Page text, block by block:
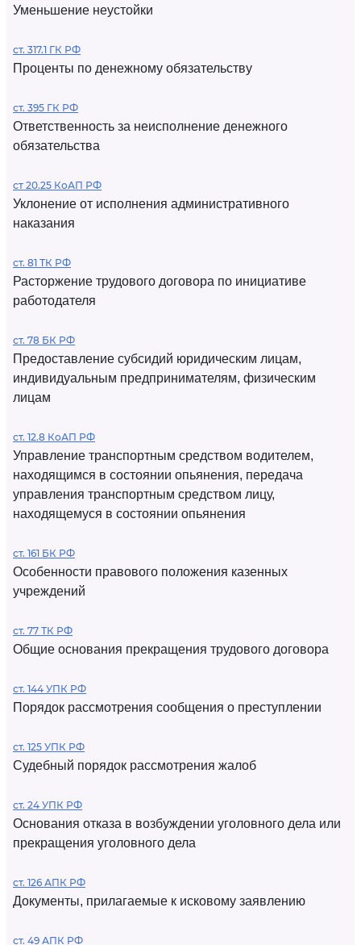
Уменьшение неустойки
ст. 317.1 ГК РФ
Проценты по денежному обязательству
ст. 395 ГК РФ
Ответственность за неисполнение денежного
обязательства
ст 20.25 КоАП РФ
Уклонение от исполнения административного
наказания
ст. 81 ТК РФ
Расторжение трудового договора по инициативе
работодателя
ст. 78 БК РФ
Предоставление субсидий юридическим лицам,
индивидуальным предпринимателям, физическим
лицам
ст. 12.8 КоАП РФ
Управление транспортным средством водителем,
находящимся в состоянии опьянения, передача
управления транспортным средством лицу,
находящемуся в состоянии опьянения
ст. 161 БК РФ
Особенности правового положения казенных
учреждений
ст. 77 ТК РФ
Общие основания прекращения трудового договора
ст. 144 УПК РФ
Порядок рассмотрения сообщения о преступлении
ст. 125 УПК РФ
Судебный порядок рассмотрения жалоб
ст. 24 УПК РФ
Основания отказа в возбуждении уголовного дела или
прекращения уголовного дела
ст. 126 АПК РФ
Документы, прилагаемые к исковому заявлению
ст. 49 АПК РФ